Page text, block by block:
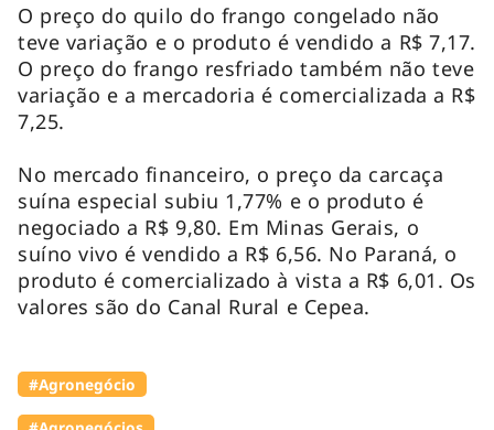
O preço do quilo do frango congelado não
teve variação e o produto é vendido a R$ 7,17.
O preço do frango resfriado também não teve
variação e a mercadoria é comercializada a R$
7,25.
No mercado financeiro, o preço da carcaça
suína especial subiu 1,77% e o produto é
negociado a R$ 9,80. Em Minas Gerais, o
suíno vivo é vendido a R$ 6,56. No Paraná, o
produto é comercializado à vista a R$ 6,01. Os
valores são do Canal Rural e Cepea.
#Agronegócio